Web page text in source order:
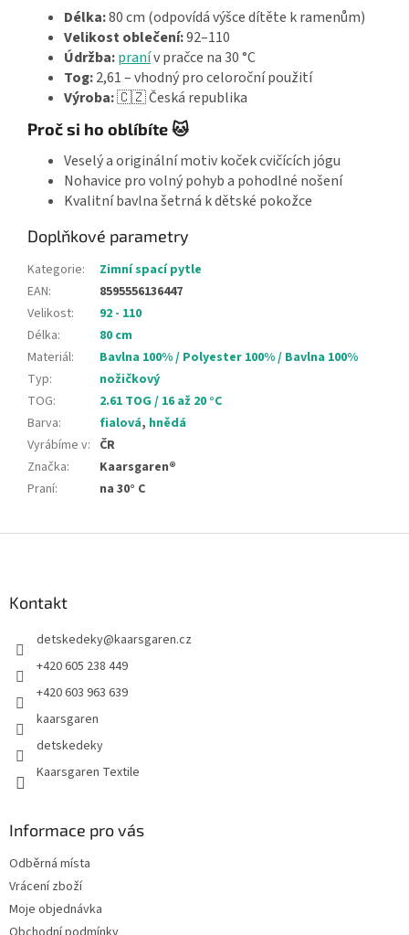
Délka:80 cm (odpovídá výšce dítěte k ramenům)
Velikost oblečení:92–110
Údržba:pranív pračce na 30 °C
Tog:2,61 – vhodný pro celoroční použití
Výroba:🇨🇿 Česká republika
Proč si ho oblíbíte 🐱
Veselý a originální motiv koček cvičících jógu
Nohavice pro volný pohyb a pohodlné nošení
Kvalitní bavlna šetrná k dětské pokožce
Doplňkové parametry
Kategorie:
Zimní spací pytle
EAN:
8595556136447
Velikost:
92 - 110
Délka:
80 cm
Materiál:
Bavlna 100% / Polyester 100% / Bavlna 100%
Typ:
nožičkový
TOG:
2.61 TOG / 16 až 20 °C
Barva: fialová, hnědá
Vyrábíme v: ČR
Značka:
Kaarsgaren®
Praní: na 30° C
Kontakt
detskedeky@kaarsgaren.cz
+420 605 238 449
+420 603 963 639
kaarsgaren
detskedeky
Kaarsgaren Textile
Informace pro vás
Odběrná místa
Vrácení zboží
Moje objednávka